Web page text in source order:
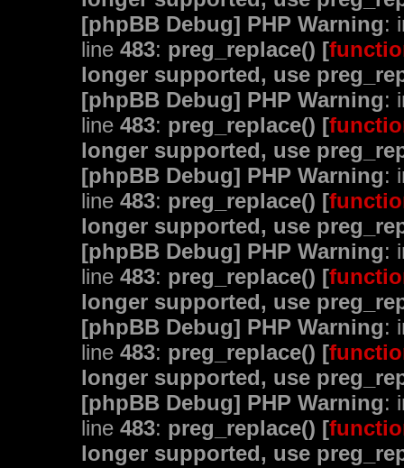
[phpBB Debug] PHP Warning:
line 483: preg_replace() [
longer supported, use
[phpBB Debug] PHP Warning:
line 483: preg_replace() [
longer supported, use
[phpBB Debug] PHP Warning:
line 483: preg_replace() [
longer supported, use
[phpBB Debug] PHP Warning:
line 483: preg_replace() [
longer supported, use
[phpBB Debug] PHP Warning:
line 483: preg_replace() [
longer supported, use
[phpBB Debug] PHP Warning:
line 483: preg_replace() [
longer supported, use